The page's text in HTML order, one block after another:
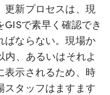
更新プロセスは、現
で素早く確認でき
ばならない。現場か
内、あるいはそれよ
表示されるため、時
スタッフはますます